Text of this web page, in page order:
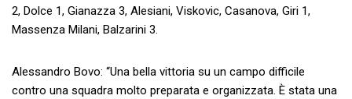
2, Dolce 1, Gianazza 3, Alesiani, Viskovic, Casanova, Giri 1,
Massenza Milani, Balzarini 3.
Alessandro Bovo: “Una bella vittoria su un campo difficile
contro una squadra molto preparata e organizzata. È stata una